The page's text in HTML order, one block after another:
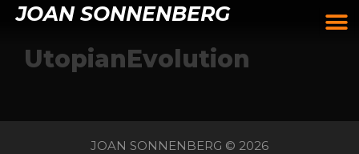
JOAN SONNENBERG
UtopianEvolution
JOAN SONNENBERG © 2026